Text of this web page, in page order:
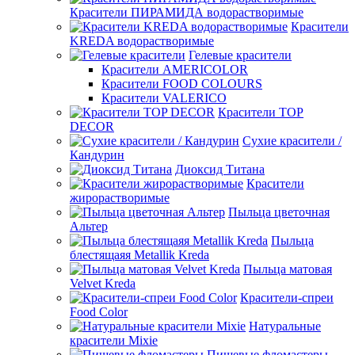
Красители ПИРАМИДА водорастворимые
Красители
KREDA водорастворимые
Гелевые красители
Красители AMERICOLOR
Красители FOOD COLOURS
Красители VALERICO
Красители TOP
DECOR
Сухие красители /
Кандурин
Диоксид Титана
Красители
жирорастворимые
Пыльца цветочная
Альтер
Пыльца
блестящаяя Metallik Kreda
Пыльца матовая
Velvet Kreda
Красители-спреи
Food Color
Натуральные
красители Mixie